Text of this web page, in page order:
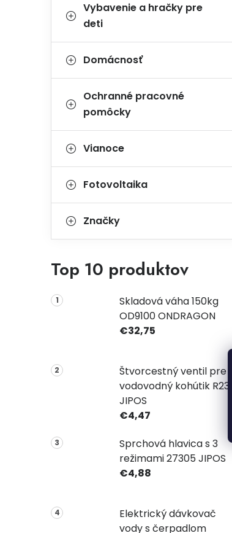
Vybavenie a hračky pre
deti
Domácnosť
Ochranné pracovné
pomôcky
Vianoce
Fotovoltaika
Značky
Top 10 produktov
Skladová váha 150kg
OD9100 ONDRAGON
€32,75
Štvorcestný ventil pre
vodovodný kohútik R2331
JIPOS
€4,47
Sprchová hlavica s 3
režimami 27305 JIPOS
€4,88
Elektrický dávkovač
vody s čerpadlom